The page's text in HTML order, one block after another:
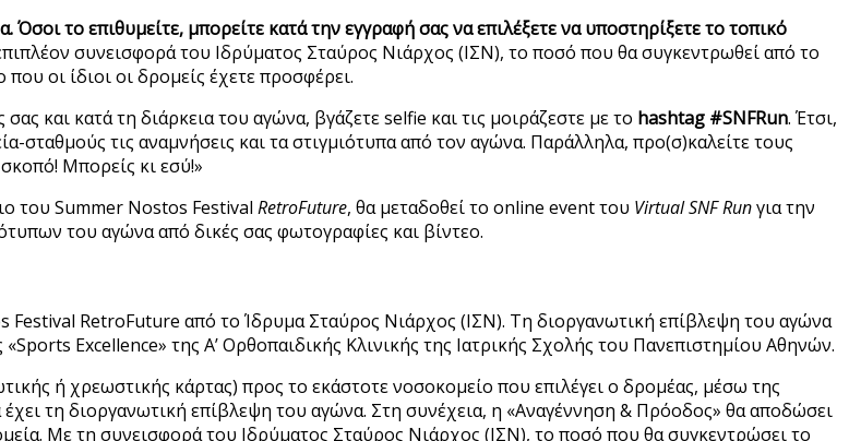
το επιθυμείτε, μπορείτε κατά την εγγραφή σας να επιλέξετε να υποστηρίξετε το τοπικό
συνεισφορά του Ιδρύματος Σταύρος Νιάρχος (ΙΣΝ), το ποσό που θα συγκεντρωθεί από το
οι ίδιοι οι δρομείς έχετε προσφέρει.
και κατά τη διάρκεια του αγώνα, βγάζετε selfie και τις μοιράζεστε με το hashtag #SNFRun. Έτσι,
σταθμούς τις αναμνήσεις και τα στιγμιότυπα από τον αγώνα. Παράλληλα, προ(σ)καλείτε τους
Μπορείς κι εσύ!»
του Summer Nostos Festival RetroFuture, θα μεταδοθεί το online event του Virtual SNF Runγια την
του αγώνα από δικές σας φωτογραφίες και βίντεο.
Festival RetroFuture από το Ίδρυμα Σταύρος Νιάρχος (ΙΣΝ). Τη διοργανωτική επίβλεψη του αγώνα
Excellence» της Α’ Ορθοπαιδικής Κλινικής της Ιατρικής Σχολής του Πανεπιστημίου Αθηνών.
ή χρεωστικής κάρτας) προς το εκάστοτε νοσοκομείο που επιλέγει ο δρομέας, μέσω της
τη διοργανωτική επίβλεψη του αγώνα. Στη συνέχεια, η «Αναγέννηση & Πρόοδος» θα αποδώσει
Με τη συνεισφορά του Ιδρύματος Σταύρος Νιάρχος (ΙΣΝ), το ποσό που θα συγκεντρώσει το